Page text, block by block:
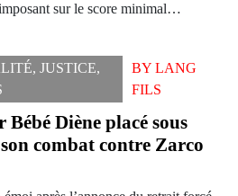
sur le score minimal…
, JUSTICE,
BY LANG
FILS
Diène placé sous
combat contre Zarco